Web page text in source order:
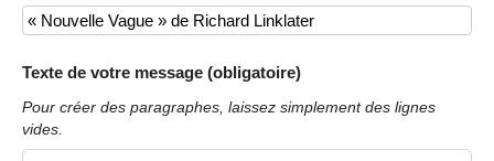
Texte de votre message (obligatoire)
Pour créer des paragraphes, laissez simplement des lignes
vides.